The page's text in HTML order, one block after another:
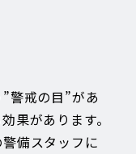
警戒の目”があ
果があります。
備スタッフに